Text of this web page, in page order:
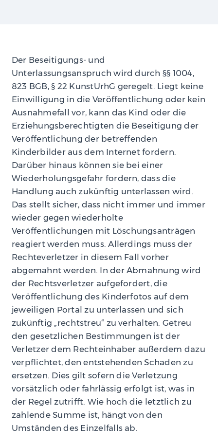
Der Beseitigungs- und
Unterlassungsanspruch wird durch §§ 1004,
823 BGB, § 22 KunstUrhG geregelt. Liegt keine
Einwilligung in die Veröffentlichung oder kein
Ausnahmefall vor, kann das Kind oder die
Erziehungsberechtigten die Beseitigung der
Veröffentlichung der betreffenden
Kinderbilder aus dem Internet fordern.
Darüber hinaus können sie bei einer
Wiederholungsgefahr fordern, dass die
Handlung auch zukünftig unterlassen wird.
Das stellt sicher, dass nicht immer und immer
wieder gegen wiederholte
Veröffentlichungen mit Löschungsanträgen
reagiert werden muss. Allerdings muss der
Rechteverletzer in diesem Fall vorher
abgemahnt werden. In der Abmahnung wird
der Rechtsverletzer aufgefordert, die
Veröffentlichung des Kinderfotos auf dem
jeweiligen Portal zu unterlassen und sich
zukünftig „rechtstreu“ zu verhalten. Getreu
den gesetzlichen Bestimmungen ist der
Verletzer dem Rechteinhaber außerdem dazu
verpflichtet, den entstehenden Schaden zu
ersetzen. Dies gilt sofern die Verletzung
vorsätzlich oder fahrlässig erfolgt ist, was in
der Regel zutrifft. Wie hoch die letztlich zu
zahlende Summe ist, hängt von den
Umständen des Einzelfalls ab.